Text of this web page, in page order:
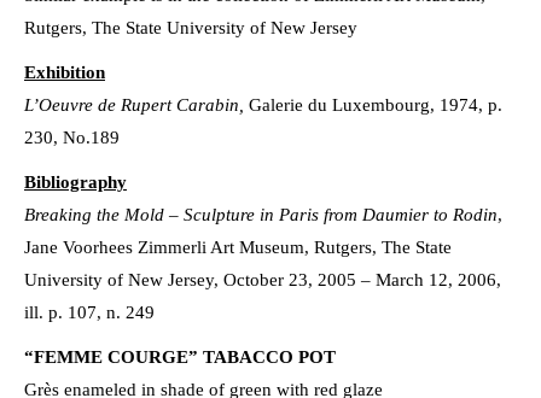
Rutgers, The State University of New Jersey
Exhibition
L’Oeuvre de Rupert Carabin, Galerie du Luxembourg, 1974, p.
230, No.189
Bibliography
Breaking the Mold – Sculpture in Paris from Daumier to Rodin,
Jane Voorhees Zimmerli Art Museum, Rutgers, The State
University of New Jersey, October 23, 2005 – March 12, 2006,
ill. p. 107, n. 249
“FEMME COURGE” TABACCO POT
Grès enameled in shade of green with red glaze